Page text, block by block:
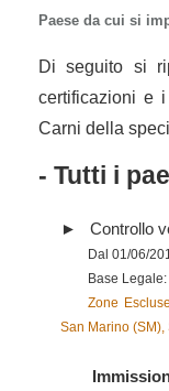
Paese da cui si
Di seguito si
certificazioni e
Carni della
- Tutti i
Controllo
Dal 01/06/
Base
Zone
San Marino